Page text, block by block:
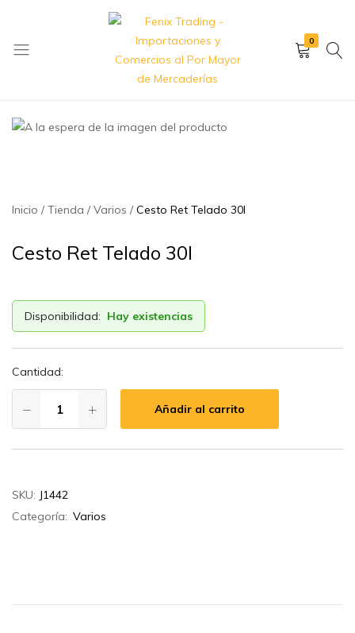
–
al
Mayor
exportación
hogar,
descartables,
más.
0
Inicio Tienda Varios Cesto Ret Telado 30l
Cesto Ret Telado 30l
Disponibilidad: Hay existencias
Cantidad:
Añadir al carrito
SKU: J1442
Categoría: Varios